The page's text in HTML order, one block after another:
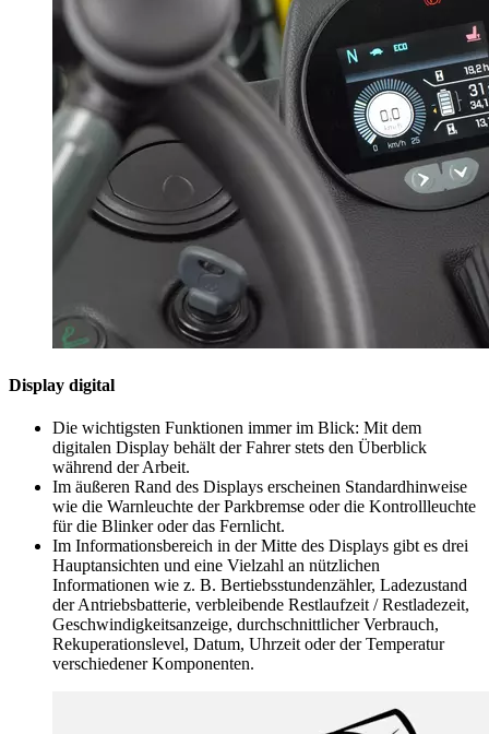
Display digital
Die wichtigsten Funktionen immer im Blick: Mit dem
digitalen Display behält der Fahrer stets den Überblick
während der Arbeit.
Im äußeren Rand des Displays erscheinen Standardhinweise
wie die Warnleuchte der Parkbremse oder die Kontrollleuchte
für die Blinker oder das Fernlicht.
Im Informationsbereich in der Mitte des Displays gibt es drei
Hauptansichten und eine Vielzahl an nützlichen
Informationen wie z. B. Bertiebsstundenzähler, Ladezustand
der Antriebsbatterie, verbleibende Restlaufzeit / Restladezeit,
Geschwindigkeitsanzeige, durchschnittlicher Verbrauch,
Rekuperationslevel, Datum, Uhrzeit oder der Temperatur
verschiedener Komponenten.